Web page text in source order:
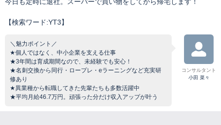
今日も定時に退社。スーパーで買い物をしてから帰宅します！
【検索ワード:YT3】
＼魅力ポイント／
★個人ではなく、中小企業を支える仕事
★3年間は育成期間なので、未経験でも安心！
★名刺交換から同行・ロープレ・eラーニングなど充実研
修あり
★異業種から転職してきた先輩たちも多数活躍中
★平均月給46.7万円。頑張った分だけ収入アップが叶う
コンサルタント
小田 菜々